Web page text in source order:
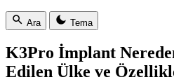
Ara Tema
K3Pro İmplant
Edilen Ülke ve